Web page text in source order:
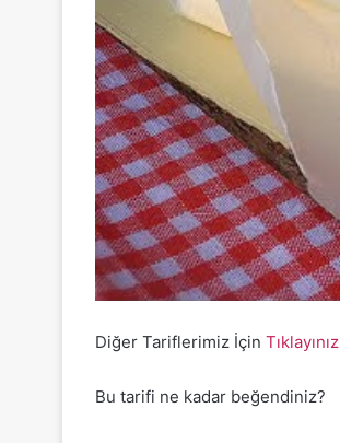
Diğer Tariflerimiz İçin Tıklayınız
Bu tarifi ne kadar beğendiniz?